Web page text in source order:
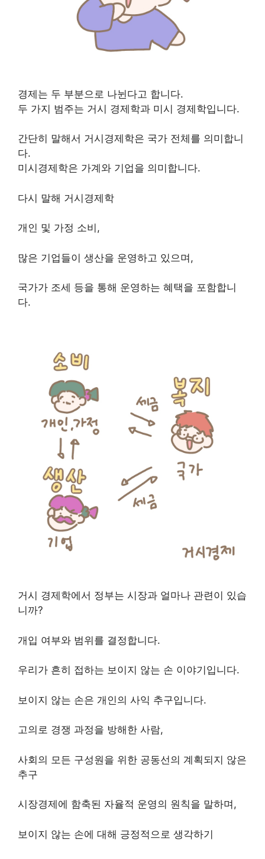
경제는 두 부분으로 나뉜다고 합니다.
두 가지 범주는 거시 경제학과 미시 경제학입니다.
간단히 말해서 거시경제학은 국가 전체를 의미합니
다.
미시경제학은 가계와 기업을 의미합니다.
다시 말해 거시경제학
개인 및 가정 소비,
많은 기업들이 생산을 운영하고 있으며,
국가가 조세 등을 통해 운영하는 혜택을 포함합니
다.
거시 경제학에서 정부는 시장과 얼마나 관련이 있습
니까?
개입 여부와 범위를 결정합니다.
우리가 흔히 접하는 보이지 않는 손 이야기입니다.
보이지 않는 손은 개인의 사익 추구입니다.
고의로 경쟁 과정을 방해한 사람,
사회의 모든 구성원을 위한 공동선의 계획되지 않은
추구
시장경제에 함축된 자율적 운영의 원칙을 말하며,
보이지 않는 손에 대해 긍정적으로 생각하기